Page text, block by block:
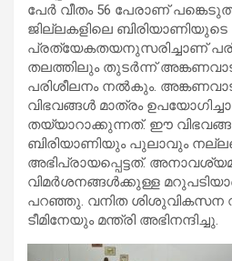
പേര്‍ വീതം 56 പേരാണ്
ജില്ലകളിലെ ബിരിയാണിയുടെ
പ്രത്യേകതയനുസരിച്ചാണ്
തലത്തിലും തുടര്‍ന്ന്
പരിശീലനം നല്‍കും.
വിഭവങ്ങള്‍ മാത്രം
തയ്യാറാക്കുന്നത്. ഈ
ബിരിയാണിയും പുലാവും
അഭിപ്രായപ്പെട്ടത്.
വിമര്‍ശനങ്ങള്‍ക്കുള്ള
പറഞ്ഞു. വനിത ശിശുവികസന
ടീമിനേയും മന്ത്രി അഭിനന്ദിച്ചു.